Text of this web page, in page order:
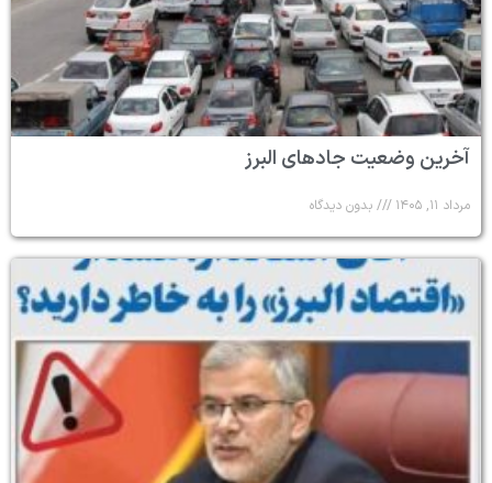
آخرین وضعیت جادهای البرز
مرداد ۱۱, ۱۴۰۵ بدون دیدگاه